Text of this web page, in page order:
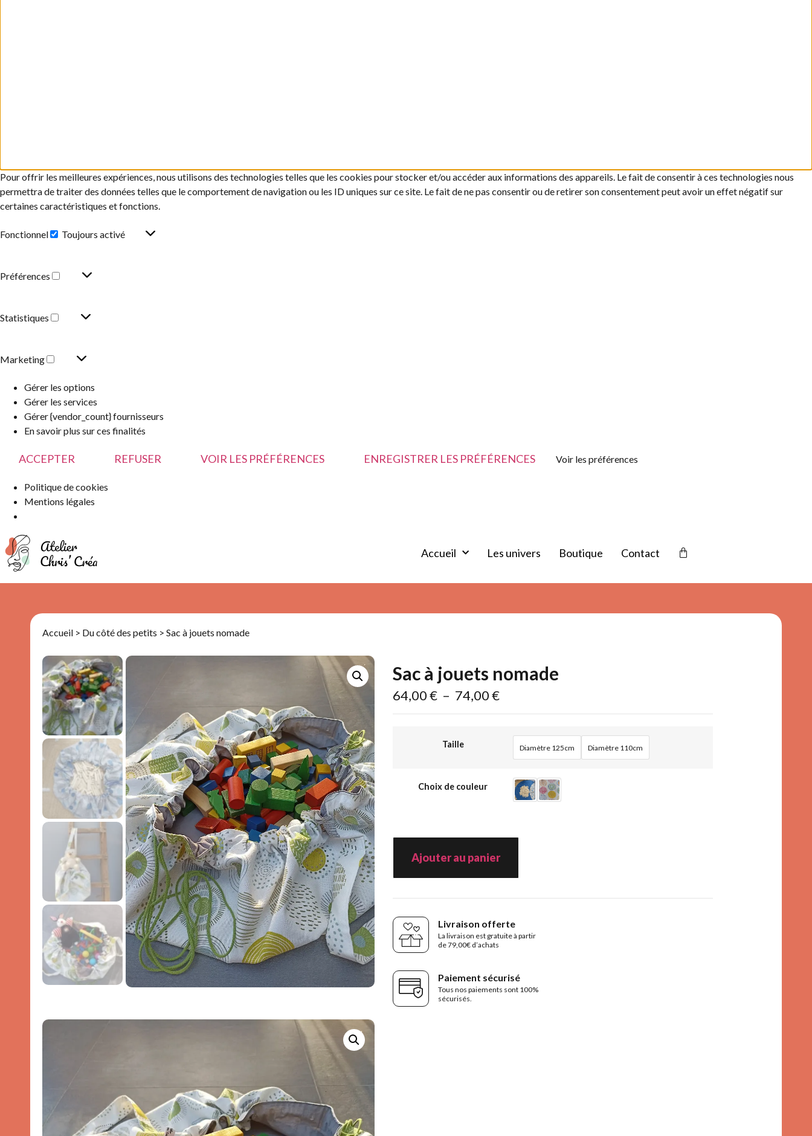
Pour offrir les meilleures expériences, nous utilisons des technologies telles que les cookies pour stocker et/ou accéder aux informations des appareils. Le fait de consentir à ces technologies nous
permettra de traiter des données telles que le comportement de navigation ou les ID uniques sur ce site. Le fait de ne pas consentir ou de retirer son consentement peut avoir un effet négatif sur
certaines caractéristiques et fonctions.
Fonctionnel Toujours activé
Préférences
Statistiques
Marketing
Gérer les options
Gérer les services
Gérer {vendor_count} fournisseurs
En savoir plus sur ces finalités
ACCEPTER REFUSER VOIR LES PRÉFÉRENCES ENREGISTRER LES PRÉFÉRENCES Voir les préférences
Politique de cookies
Mentions légales
Accueil Les univers Boutique Contact
Accueil > Du côté des petits > Sac à jouets nomade
Sac à jouets nomade
64,00€ – 74,00€
Taille Diamètre 125cm Diamètre 110cm
Choix de couleur
Ajouter au panier
Livraison offerte
La livraison est gratuite à partir
de 79,00€ d’achats
Paiement sécurisé
Tous nos paiements sont 100%
sécurisés.